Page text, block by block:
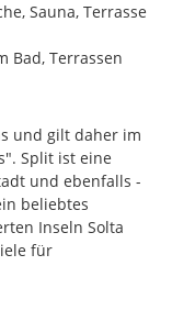
Sauna, Terrasse
Bad, Terrassen
ca. 60 m² großer
sowie
hochwertigen
und gilt daher im
Split ist eine
und ebenfalls -
beliebtes
Inseln Solta
für